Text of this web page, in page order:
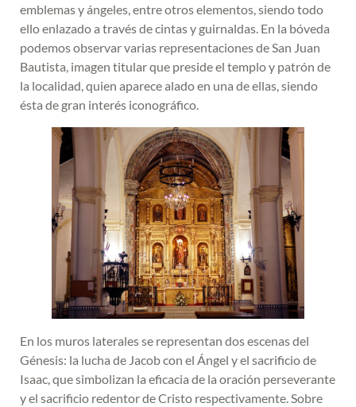
emblemas y ángeles, entre otros elementos, siendo todo
ello enlazado a través de cintas y guirnaldas. En la bóveda
podemos observar varias representaciones de San Juan
Bautista, imagen titular que preside el templo y patrón de
la localidad, quien aparece alado en una de ellas, siendo
ésta de gran interés iconográfico.
En los muros laterales se representan dos escenas del
Génesis: la lucha de Jacob con el Ángel y el sacrificio de
Isaac, que simbolizan la eficacia de la oración perseverante
y el sacrificio redentor de Cristo respectivamente. Sobre